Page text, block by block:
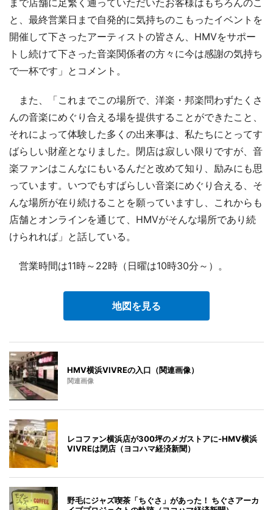
まで店舗に足繁く通っていただいたお客様はもちろんのこ
と、最終営業日まで自発的に気持ちのこもったイベントを
開催して下さったアーティストの皆さん、HMVをサポー
トし続けて下さった音楽関係者の方々に今は感謝の気持ち
で一杯です」とコメント。
また、「これまでこの場所で、洋楽・邦楽問わずたくさ
んの音楽にめぐり合える場を提供することができたこと、
それによって体験した多くの出来事は、私たちにとってす
ばらしい財産となりました。閉店は寂しい限りですが、音
楽ファンはこんなにもいるんだと改めて知り、励みにも思
っています。いつでもすばらしい音楽にめぐり合える、そ
んな場所が在り続けることを願っていますし、これからも
店舗とオンラインを通じて、HMVがそんな場所であり続
けられれば」と話している。
営業時間は11時～22時（日曜は10時30分～）。
地図を見る
HMV横浜VIVREの入口（関連画像）
関連画像
レコファン横浜店が300坪のメガストアに-HMV横浜
VIVREは閉店（ヨコハマ経済新聞）
野毛にジャズ喫茶「ちぐさ」があった！ ちぐさアーカ